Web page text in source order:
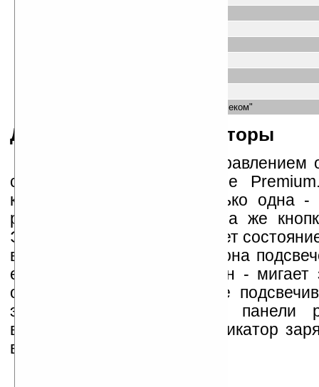
Стартовый пакет 3G U’Try 25 "Укртелеком"
Дизайн, кнопки, индикаторы
Работает ImPAD под управлением
системы Windows 7 Home
клавиша на планшете только одна -
разблокировки дисплея, она же
Эта кнопка также отображает
во включённом состоянии она
если планшет заблокирован -
отключенном состоянии не
этой кнопки на верхней панели
встроенный микрофон, индикатор
вентиляционное отверстие.